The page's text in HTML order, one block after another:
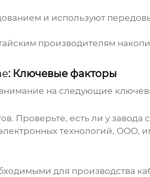
и используют
производителям
: Ключевые факторы
внимание на следующие
Проверьте, есть ли у завода
технологий, ООО,
для производства